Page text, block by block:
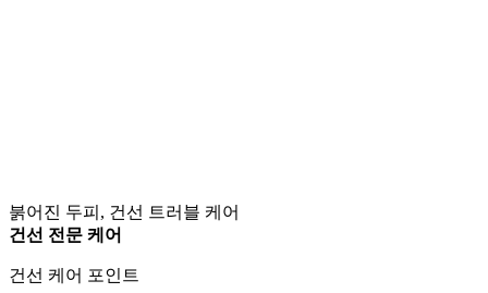
붉어진 두피, 건선 트러블 케어
건선 전문 케어
건선 케어 포인트